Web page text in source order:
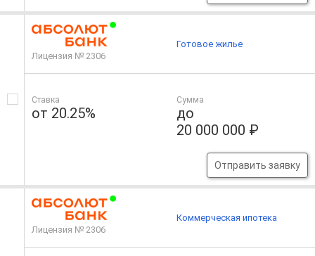
Лицензия № 2306
Ставка
от 20.25%
Сумма
до
20 000 000 ₽
Отправить заявку
Готовое жилье
Лицензия № 2306
Коммерческая ипотека